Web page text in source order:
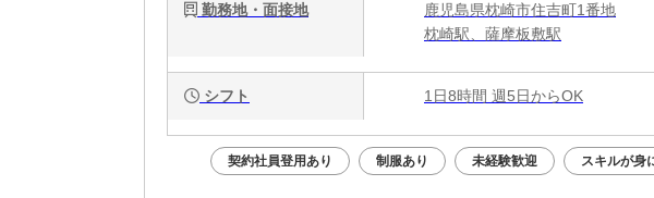
勤務地・面接地
鹿児島県枕崎市住吉町1番地
枕崎駅、薩摩板敷駅
シフト 1日8時間 週5日からOK
契約社員登用あり 制服あり 未経験歓迎 スキルが身